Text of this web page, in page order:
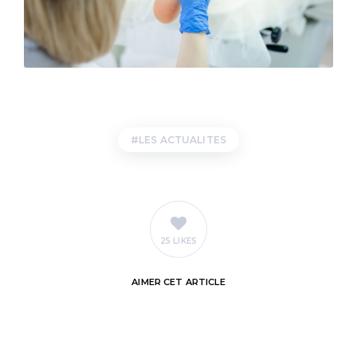
LES ACTUALITES
25 LIKES
AIMER CET ARTICLE